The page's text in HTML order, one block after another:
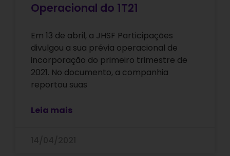
Operacional do 1T21
Em 13 de abril, a JHSF Participações
divulgou a sua prévia operacional de
incorporação do primeiro trimestre de
2021. No documento, a companhia
reportou suas
Leia mais